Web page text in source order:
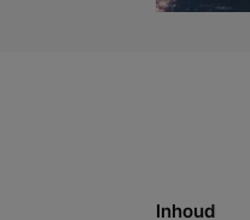
Inhoud